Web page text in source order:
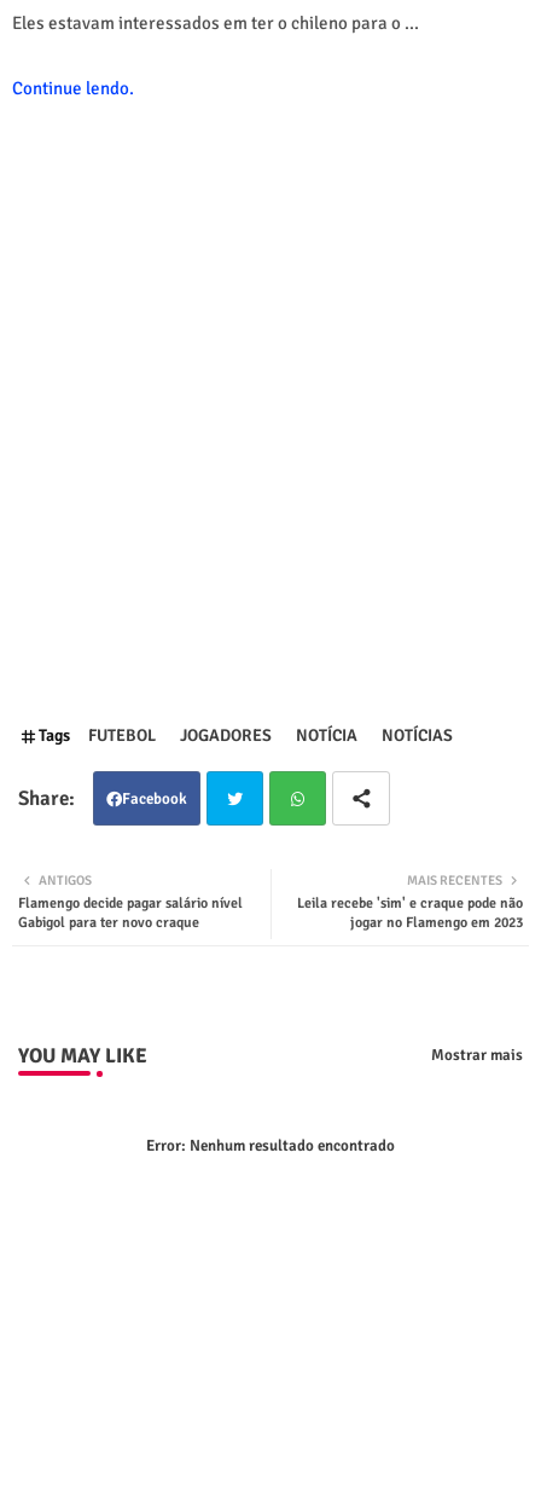
Eles estavam interessados em ter o chileno para o ...
Continue lendo.
Tags FUTEBOL JOGADORES NOTÍCIA NOTÍCIAS
Facebook
ter tsap
MAIS RECENTES
Leila recebe 'sim' e craque pode não
jogar no Flamengo em 2023
ANTIGOS
Flamengo decide pagar salário nível
Gabigol para ter novo craque
YOU MAY LIKE Mostrar mais
Error: Nenhum resultado encontrado